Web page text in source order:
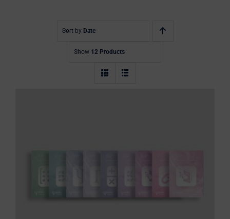
0 Artikel
Sort by Date
Show 12 Products
Simulationen